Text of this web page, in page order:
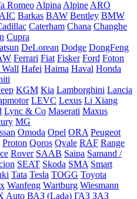
Romeo Alpina Alpine ARO
Barkas BAW Bentley BMW
Caterham Chana Changhe
Cupra
DeLorean Dodge DongFeng
Ferrari Fiat Fisker Ford Foton
Wall Hafei Haima Haval Honda
KGM Kia Lamborghini Lancia
LEVC Lexus Li Xiang
Lync & Co Maserati Maxus
MG
Omoda Opel ORA Peugeot
Proton Qoros Qvale RAF Range
Rover SAAB Saipa Samand /
SEAT Skoda SMA Smart
Tata Tesla TOGG Toyota
Wanfeng Wartburg Wiesmann
Auto ВАЗ (Lada) ГАЗ ЗАЗ